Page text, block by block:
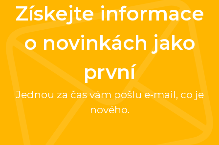
Získejte informace
o novinkách jako
první
Jednou za čas vám pošlu e-mail, co je
nového.